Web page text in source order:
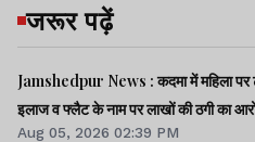
जरूर पढ़ें
Jamshedpur News : कदमा में महिला पर
इलाज व फ्लैट के नाम पर लाखों की ठगी का
Aug 05, 2026 02:39 PM